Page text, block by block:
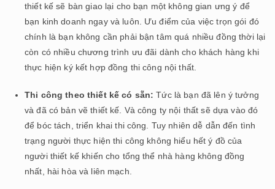
thiết kế sẽ bàn giao lại cho bạn một không gian ưng ý để
bạn kinh doanh ngay và luôn. Ưu điểm của việc trọn gói đó
chính là bạn không cần phải bận tâm quá nhiều đồng thời lại
còn có nhiều chương trình ưu đãi dành cho khách hàng khi
thực hiện ký kết hợp đồng thi công nội thất.
Thi công theo thiết kế có sẵn: Tức là bạn đã lên ý tưởng
và đã có bản vẽ thiết kế. Và công ty nội thất sẽ dựa vào đó
để bóc tách, triển khai thi công. Tuy nhiên dễ dẫn đến tình
trạng người thực hiện thi công không hiểu hết ý đồ của
người thiết kế khiến cho tổng thể nhà hàng không đồng
nhất, hài hòa và liên mạch.